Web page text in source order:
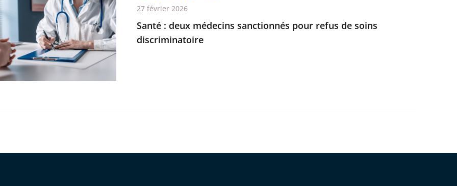
Santé : deux médecins sanctionnés pour refus de soins
discriminatoire
27 février 2026